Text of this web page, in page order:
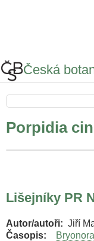
Česká
Porpidia
Lišejníky PR
Autor/autoři
Jiří
Časopis
Bryonora